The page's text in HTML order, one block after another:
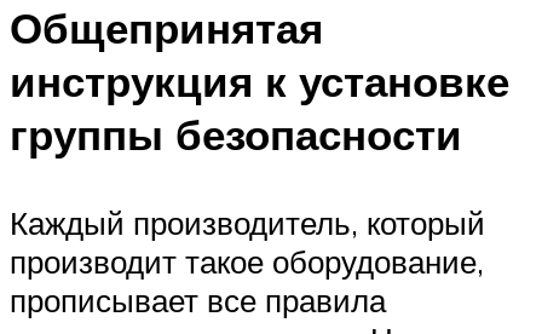
Общепринятая
инструкция к установке
группы безопасности
Каждый производитель, который
производит такое оборудование,
прописывает все правила